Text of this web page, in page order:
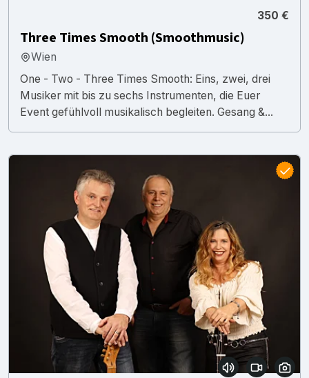
350 €
Three Times Smooth (Smoothmusic)
Wien
One - Two - Three Times Smooth: Eins, zwei, drei
Musiker mit bis zu sechs Instrumenten, die Euer
Event gefühlvoll musikalisch begleiten. Gesang &...